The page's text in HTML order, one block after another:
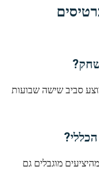
הממוצע סביב שישה שבועות
מוגבלים גם